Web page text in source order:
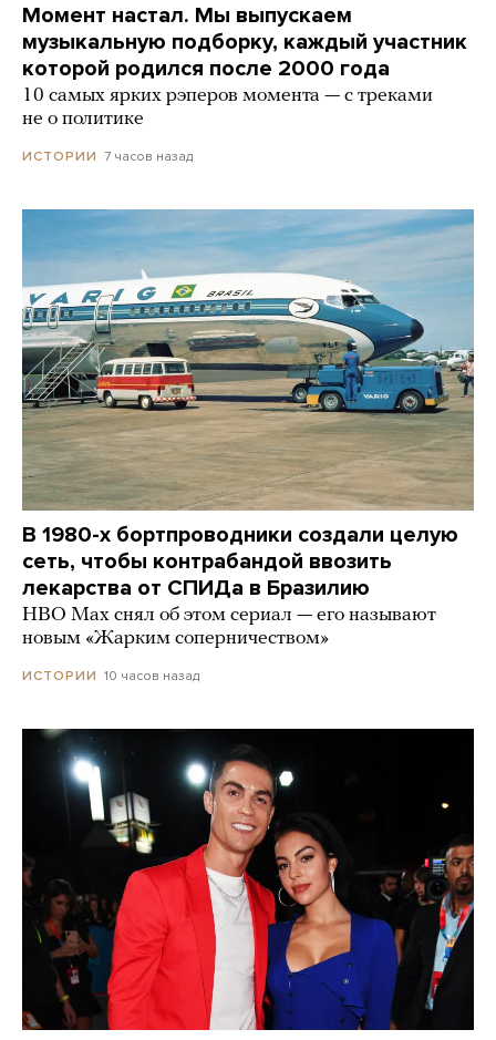
Момент настал. Мы выпускаем
музыкальную подборку, каждый участник
которой родился после 2000 года
10 самых ярких рэперов момента — с треками
не о политике
ИСТОРИИ 7 часов назад
В 1980-х бортпроводники создали целую
сеть, чтобы контрабандой ввозить
лекарства от СПИДа в Бразилию
HBO Max снял об этом сериал — его называют
новым «Жарким соперничеством»
ИСТОРИИ 10 часов назад